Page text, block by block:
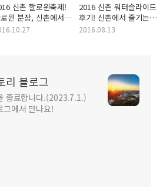
신촌 할로윈축제!
윈 분장, 신촌에서
축제를 즐기자~
2016 신촌 워터슬라이드
후기! 신촌에서 즐기는
여름휴가~
2016.08.13
리 블로그
종료합니다.(2023.7.1.)
그에서 만나요!